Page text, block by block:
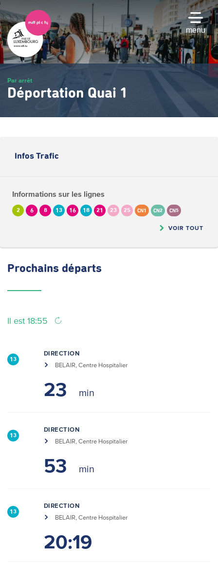
Passer
au
contenu
principal
menu
Par arrêt
Déportation Quai 1
Infos Trafic
Informations sur les lignes
2 6 8 13 16 18 21 23 25 CN1 CN2 CN5
VOIR TOUT
Prochains départs
Il est 18:55
13
DIRECTION
BELAIR, Centre Hospitalier
23
13
DIRECTION
BELAIR, Centre Hospitalier
53
13
DIRECTION
BELAIR, Centre Hospitalier
20:19